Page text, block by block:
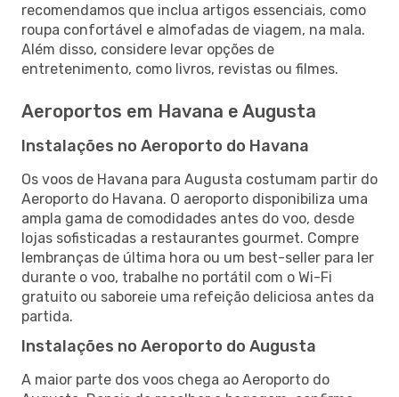
recomendamos que inclua artigos essenciais, como
roupa confortável e almofadas de viagem, na mala.
Além disso, considere levar opções de
entretenimento, como livros, revistas ou filmes.
Aeroportos em Havana e Augusta
Instalações no Aeroporto do Havana
Os voos de Havana para Augusta costumam partir do
Aeroporto do Havana. O aeroporto disponibiliza uma
ampla gama de comodidades antes do voo, desde
lojas sofisticadas a restaurantes gourmet. Compre
lembranças de última hora ou um best-seller para ler
durante o voo, trabalhe no portátil com o Wi-Fi
gratuito ou saboreie uma refeição deliciosa antes da
partida.
Instalações no Aeroporto do Augusta
A maior parte dos voos chega ao Aeroporto do